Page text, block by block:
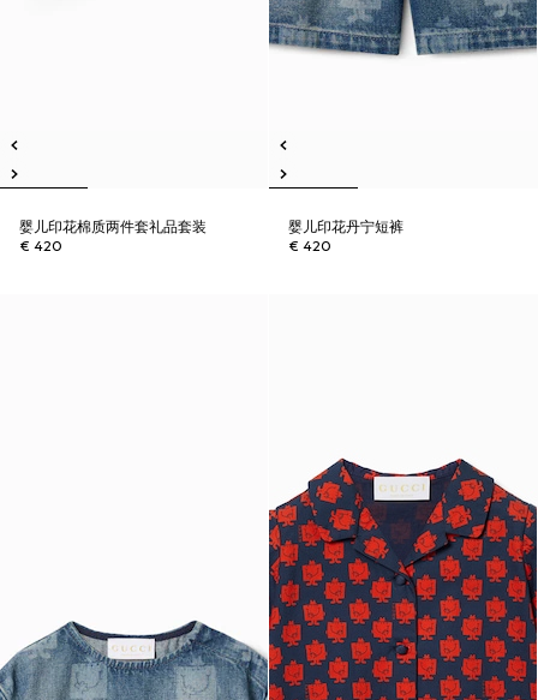
婴儿印花棉质两件套礼品套装
€ 420
婴儿印花丹宁短裤
€ 420